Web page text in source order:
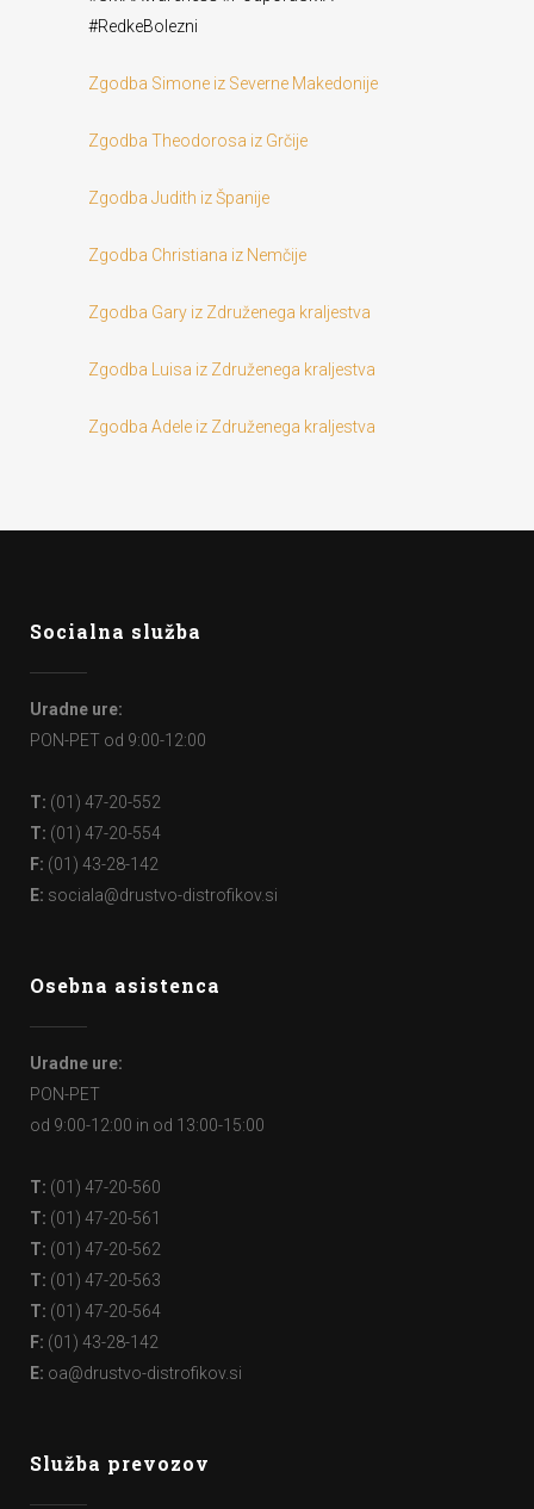
#RedkeBolezni
Zgodba Simone iz Severne Makedonije
Zgodba Theodorosa iz Grčije
Zgodba Judith iz Španije
Zgodba Christiana iz Nemčije
Zgodba Gary iz Združenega kraljestva
Zgodba Luisa iz Združenega kraljestva
Zgodba Adele iz Združenega kraljestva
Socialna služba
Uradne ure:
PON-PET od 9:00-12:00
T: (01) 47-20-552
T: (01) 47-20-554
F: (01) 43-28-142
E: sociala@drustvo-distrofikov.si
Osebna asistenca
Uradne ure:
PON-PET
od 9:00-12:00 in od 13:00-15:00
T: (01) 47-20-560
T: (01) 47-20-561
T: (01) 47-20-562
T: (01) 47-20-563
T: (01) 47-20-564
F: (01) 43-28-142
E: oa@drustvo-distrofikov.si
Služba prevozov